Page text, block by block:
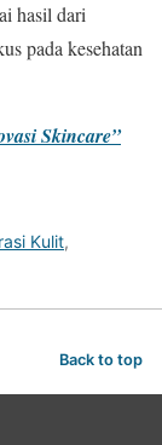
hasil dari
pada kesehatan
Skincare”
Kulit,
Back to top